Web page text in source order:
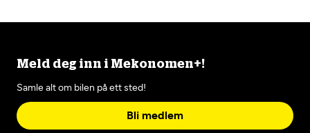
Meld deg inn i Mekonomen+!
Samle alt om bilen på ett sted!
Bli medlem